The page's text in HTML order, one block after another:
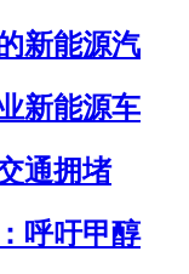
新能源汽
新能源车
通拥堵
呼吁甲醇